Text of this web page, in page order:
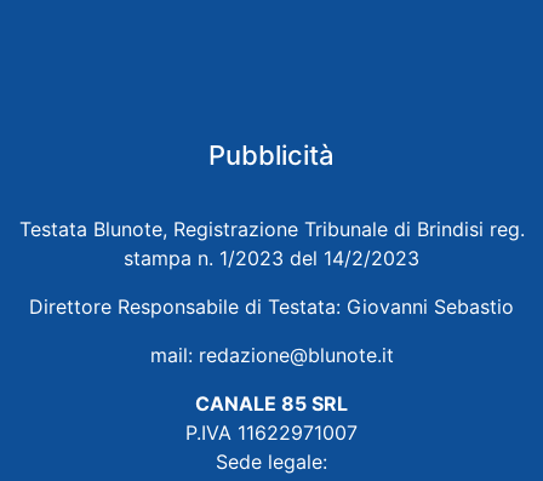
Pubblicità
Testata Blunote, Registrazione Tribunale di Brindisi reg.
stampa n. 1/2023 del 14/2/2023
Direttore Responsabile di Testata: Giovanni Sebastio
mail: redazione@blunote.it
CANALE 85 SRL
P.IVA 11622971007
Sede legale: